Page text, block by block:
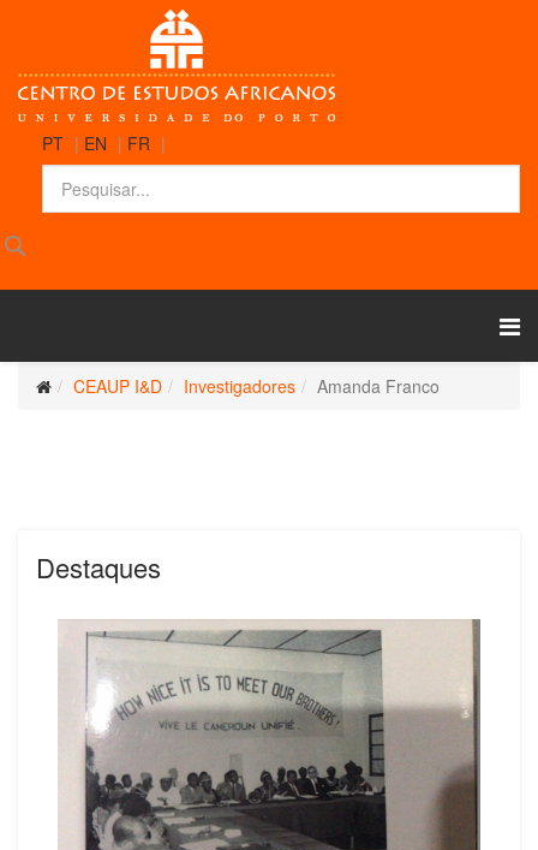
PT | EN | FR |
CEAUP I&D Investigadores Amanda Franco
Destaques